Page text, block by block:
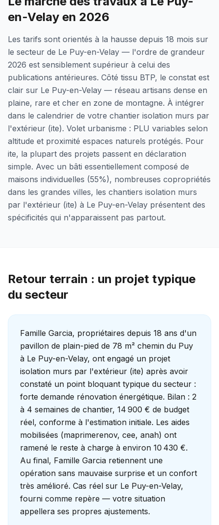
en-Velay en 2026
Les tarifs sont orientés à la hausse depuis 18 mois sur
le secteur de Le Puy-en-Velay — l'ordre de grandeur
2026 est sensiblement supérieur à celui des
publications antérieures. Côté tissu BTP, le constat est
clair sur Le Puy-en-Velay — réseau artisans dense en
plaine, rare et cher en zone de montagne. À intégrer
dans le calendrier de votre chantier isolation murs par
l'extérieur (ite). Volet urbanisme : PLU variables selon
altitude et proximité espaces naturels protégés. Pour
ite, la plupart des projets passent en déclaration
simple. Avec un bâti essentiellement composé de
maisons individuelles (55%), nombreuses copropriétés
dans les grandes villes, les chantiers isolation murs
par l'extérieur (ite) à Le Puy-en-Velay présentent des
spécificités qui n'apparaissent pas partout.
Retour terrain : un projet typique
du secteur
Famille Garcia, propriétaires depuis 18 ans d'un
pavillon de plain-pied de 78 m² chemin du Puy
à Le Puy-en-Velay, ont engagé un projet
isolation murs par l'extérieur (ite) après avoir
constaté un point bloquant typique du secteur :
forte demande rénovation énergétique. Bilan : 2
à 4 semaines de chantier, 14 900 € de budget
réel, conforme à l'estimation initiale. Les aides
mobilisées (maprimerenov, cee, anah) ont
ramené le reste à charge à environ 10 430 €.
Au final, Famille Garcia retiennent une
opération sans mauvaise surprise et un confort
très amélioré. Cas réel sur Le Puy-en-Velay,
fourni comme repère — votre situation
appellera ses propres ajustements.